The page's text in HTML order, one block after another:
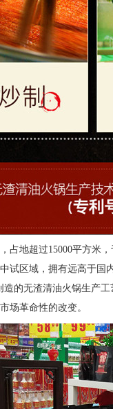
占地超过15000平方米
试区域，拥有远高于
的无渣清油火锅生
场革命性的改变。